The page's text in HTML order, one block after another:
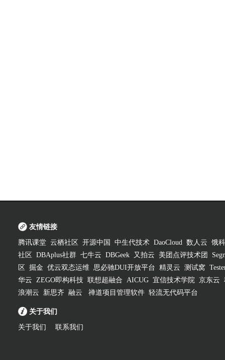
友情链接
腾讯课堂 云栖社区 开源中国 中生代技术 DaoCloud 数人云 饿
社区
DBAplus社群 七牛云 DBGeek 又拍云 美团点评技术团
区
掘金 优云双态运维 思必驰DUI开放平台 精灵云 测试窝
华云 ZEGO即构科技 联想超融合 AICUG 宜信技术学院 京东云
浪潮云
新思齐 融云 禅道项目管理软件 轻流无代码平台
关于我们
关于我们 联系我们